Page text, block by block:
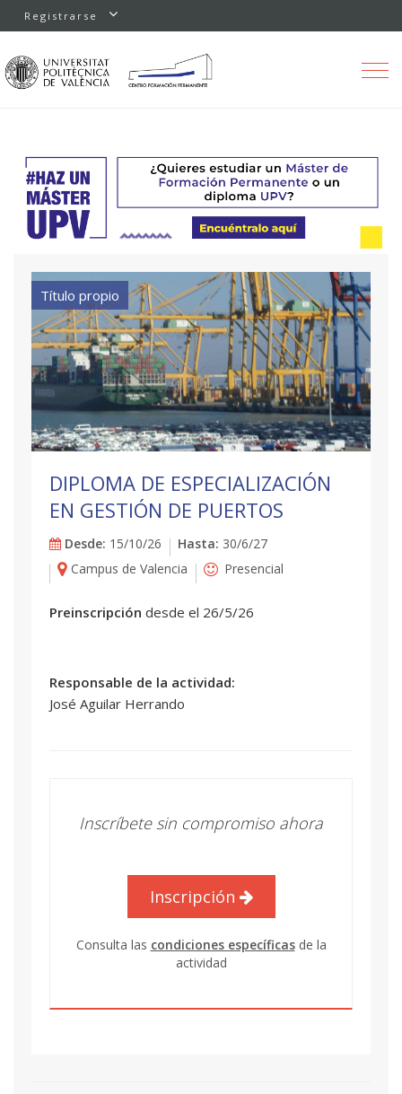
Registrarse
Toggle
Título propio
DIPLOMA DE ESPECIALIZACIÓN
EN GESTIÓN DE PUERTOS
Desde: 15/10/26 Hasta: 30/6/27
Campus de Valencia
Presencial
Preinscripción desde el 26/5/26
Responsable de la actividad:
José Aguilar Herrando
Inscríbete sin compromiso ahora
Inscripción
Consulta las condiciones específicasde la
actividad